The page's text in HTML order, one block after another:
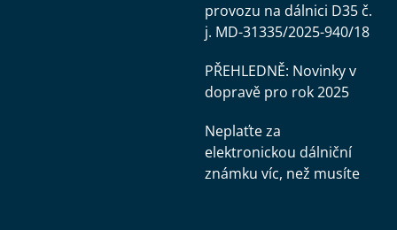
provozu na dálnici D35 č.
j. MD-31335/2025-940/18
PŘEHLEDNĚ: Novinky v
dopravě pro rok 2025
Neplaťte za
elektronickou dálniční
známku víc, než musíte